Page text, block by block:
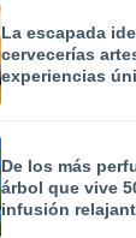
La escapada
cervecerías
experiencias
De los más
árbol que vive
infusión